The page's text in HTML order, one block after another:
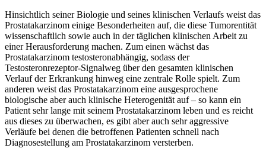
Hinsichtlich seiner Biologie und seines klinischen Verlaufs weist das
Prostatakarzinom einige Besonderheiten auf, die diese Tumorentität
wissenschaftlich sowie auch in der täglichen klinischen Arbeit zu
einer Herausforderung machen. Zum einen wächst das
Prostatakarzinom testosteronabhängig, sodass der
Testosteronrezeptor-Signalweg über den gesamten klinischen
Verlauf der Erkrankung hinweg eine zentrale Rolle spielt. Zum
anderen weist das Prostatakarzinom eine ausgesprochene
biologische aber auch klinische Heterogenität auf – so kann ein
Patient sehr lange mit seinem Prostatakarzinom leben und es reicht
aus dieses zu überwachen, es gibt aber auch sehr aggressive
Verläufe bei denen die betroffenen Patienten schnell nach
Diagnosestellung am Prostatakarzinom versterben.